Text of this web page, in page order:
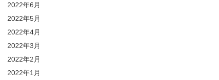
2022年6月
2022年5月
2022年4月
2022年3月
2022年2月
2022年1月